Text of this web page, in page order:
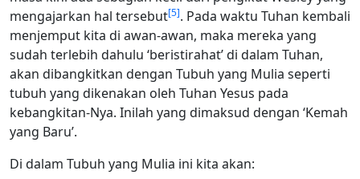
mengajarkan hal tersebut[5]. Pada waktu Tuhan kembali
menjemput kita di awan-awan, maka mereka yang
sudah terlebih dahulu ‘beristirahat’ di dalam Tuhan,
akan dibangkitkan dengan Tubuh yang Mulia seperti
tubuh yang dikenakan oleh Tuhan Yesus pada
kebangkitan-Nya. Inilah yang dimaksud dengan ‘Kemah
yang Baru’.
Di dalam Tubuh yang Mulia ini kita akan: